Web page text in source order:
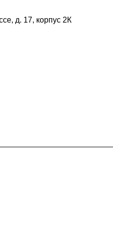
д. 17, корпус 2К